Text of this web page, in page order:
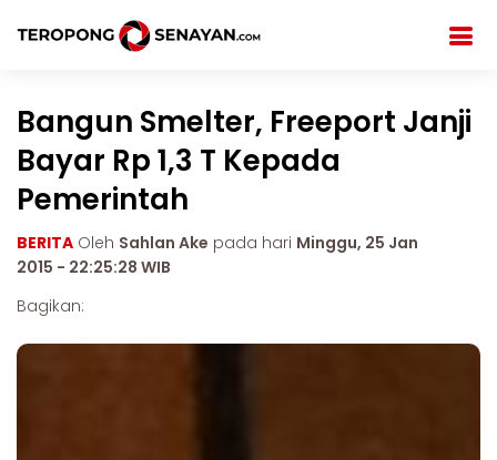
Bangun Smelter, Freeport Janji
Bayar Rp 1,3 T Kepada
Pemerintah
BERITA Oleh Sahlan Ake pada hari Minggu, 25 Jan
2015 - 22:25:28 WIB
Bagikan: